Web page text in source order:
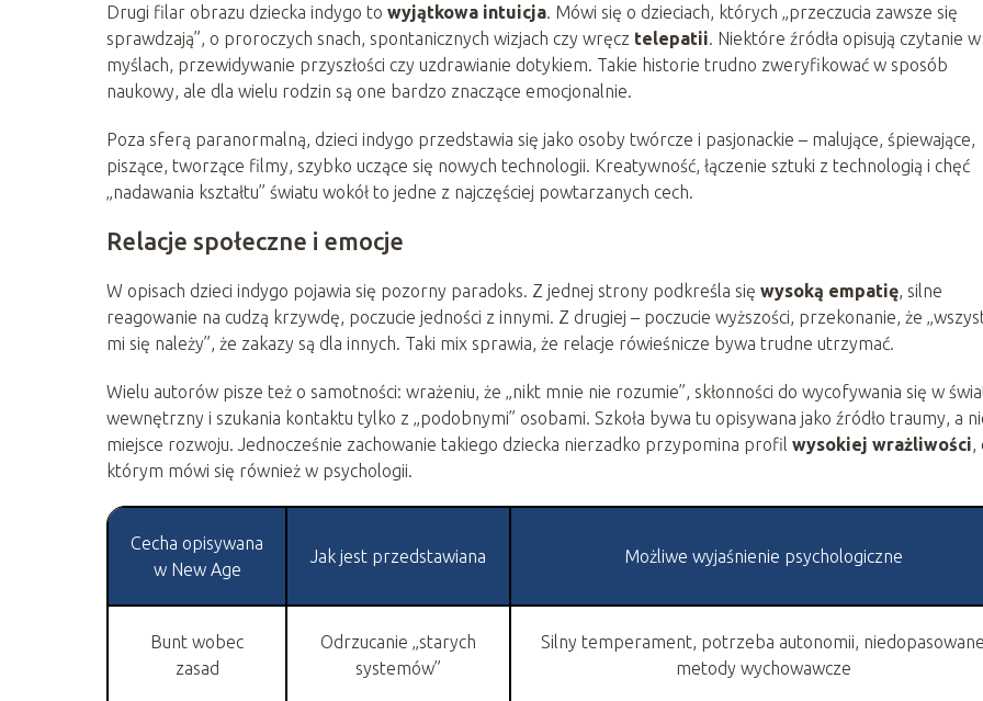
Drugi filar obrazu dziecka indygo to wyjątkowa intuicja. Mówi się o dzieciach, których „przeczucia zawsze się
sprawdzają”, o proroczych snach, spontanicznych wizjach czy wręcz telepatii. Niektóre źródła opisują czytanie w
myślach, przewidywanie przyszłości czy uzdrawianie dotykiem. Takie historie trudno zweryfikować w sposób
naukowy, ale dla wielu rodzin są one bardzo znaczące emocjonalnie.
Poza sferą paranormalną, dzieci indygo przedstawia się jako osoby twórcze i pasjonackie – malujące, śpiewające,
piszące, tworzące filmy, szybko uczące się nowych technologii. Kreatywność, łączenie sztuki z technologią i chęć
„nadawania kształtu” światu wokół to jedne z najczęściej powtarzanych cech.
Relacje społeczne i emocje
W opisach dzieci indygo pojawia się pozorny paradoks. Z jednej strony podkreśla się wysoką empatię, silne
reagowanie na cudzą krzywdę, poczucie jedności z innymi. Z drugiej – poczucie wyższości, przekonanie, że
mi się należy”, że zakazy są dla innych. Taki mix sprawia, że relacje rówieśnicze bywa trudne utrzymać.
Wielu autorów pisze też o samotności: wrażeniu, że „nikt mnie nie rozumie”, skłonności do wycofywania się w
wewnętrzny i szukania kontaktu tylko z „podobnymi” osobami. Szkoła bywa tu opisywana jako źródło traumy, a
miejsce rozwoju. Jednocześnie zachowanie takiego dziecka nierzadko przypomina profil wysokiej wrażliwości,
którym mówi się również w psychologii.
Cecha opisywana
w New Age
Jak jest przedstawiana Możliwe wyjaśnienie psychologiczne
Bunt wobec
zasad
Odrzucanie „starych
systemów”
Silny temperament, potrzeba autonomii, niedopasowane
metody wychowawcze